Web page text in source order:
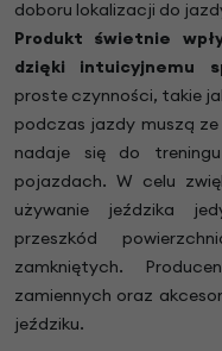
doboru lokalizacji do
Produkt świetnie
dzięki intuicyjnemu
proste czynności, takie
podczas jazdy muszą
nadaje się do
pojazdach. W celu
używanie jeździka
przeszkód
zamkniętych.
zamiennych oraz
jeździku.